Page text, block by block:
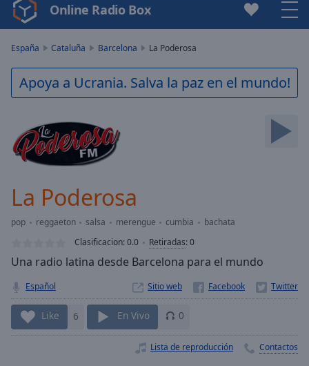
Video
Player
Play
Video
Backward
Skip
Forward
Current
Time0:00
Duration-:-
0.00%
TypeLIVE
Seek to
live,
currently
Online Radio Box
España Cataluña Barcelona La Poderosa
Apoya a Ucrania. Salva la paz en el mundo!
La Poderosa
pop reggaeton salsa merengue cumbia
bachata
Clasificacion:0.0 Retiradas:0
Una radio latina desde Barcelona para el mundo
Español Sitio web
Like 6 En Vivo 0
Lista de reproducción Contactos